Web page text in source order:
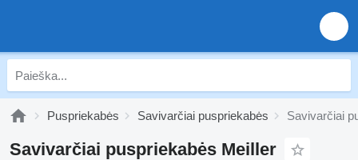
Puspriekabės Savivarčiai puspriekabės Savivarčiai
Savivarčiai puspriekabės Meiller